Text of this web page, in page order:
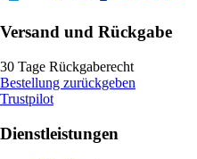
Versand und Rückgabe
30 Tage Rückgaberecht
Bestellung zurückgeben
Trustpilot
Dienstleistungen